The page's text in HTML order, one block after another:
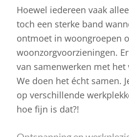
Hoewel iedereen vaak
toch een sterke band
ontmoet in woongroepen
woonzorgvoorzieningen.
van samenwerken met het
We doen het écht samen.
op verschillende
hoe fijn is dat?!